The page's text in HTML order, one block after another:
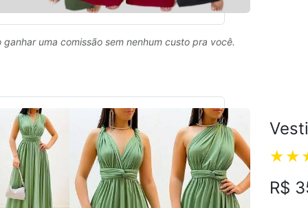
ganhar uma comissão sem nenhum custo pra você.
R$